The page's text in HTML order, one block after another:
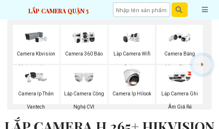
LẮP CAMERA QUẬN 5
Camera Kbvision
Motorized Lens
Camera 360 Báo
Động
Lắp Camera Wifi
Dahua
Camera Bằng
Nhựa Plastic
Camera Ip Thân
Vantech
Lắp Camera Công
Nghệ CVI
Camera Ip Hilook Lắp Camera Ghi
Âm Giá Rẻ